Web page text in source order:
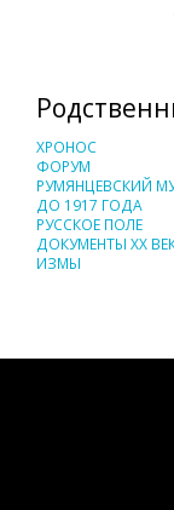
ХРОНОС
ФОРУМ
РУМЯНЦЕВСКИЙ
ДО 1917 ГОДА
РУССКОЕ ПОЛЕ
ДОКУМЕНТЫ XX
ИЗМЫ